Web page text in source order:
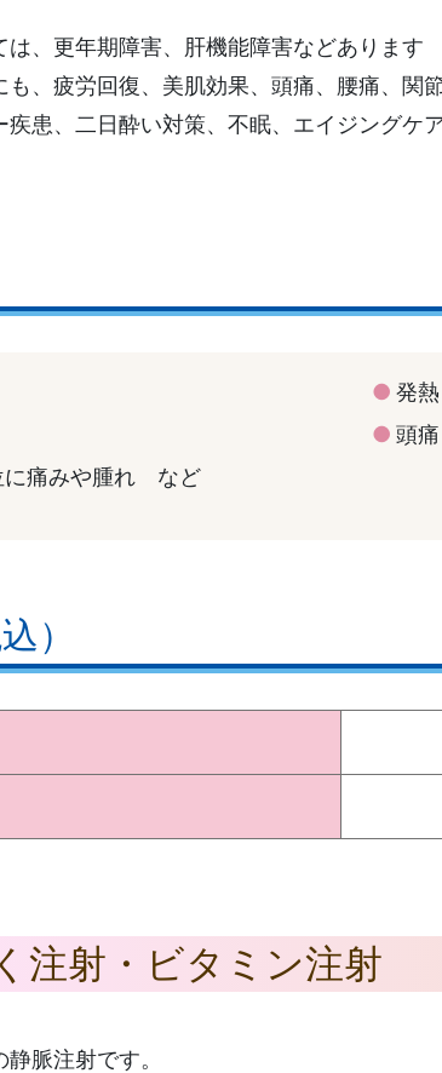
は、更年期障害、肝機能障害などあります
も、疲労回復、美肌効果、頭痛、腰痛、関
疾患、二日酔い対策、不眠、エイジングケ
発熱
頭痛
に痛みや腫れ など
）
注射・ビタミン注射
脈注射です。